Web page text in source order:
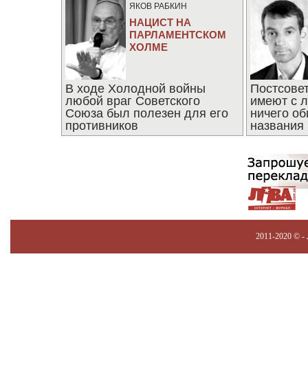
ЯКОВ РАБКИН
НАЦИСТ НА
ПАРЛАМЕНТСКОМ
ХОЛМЕ
В ходе Холодной войны
любой враг Советского
Союза был полезен для его
противников
имеют с
ничего
названия
2011-2020 © -